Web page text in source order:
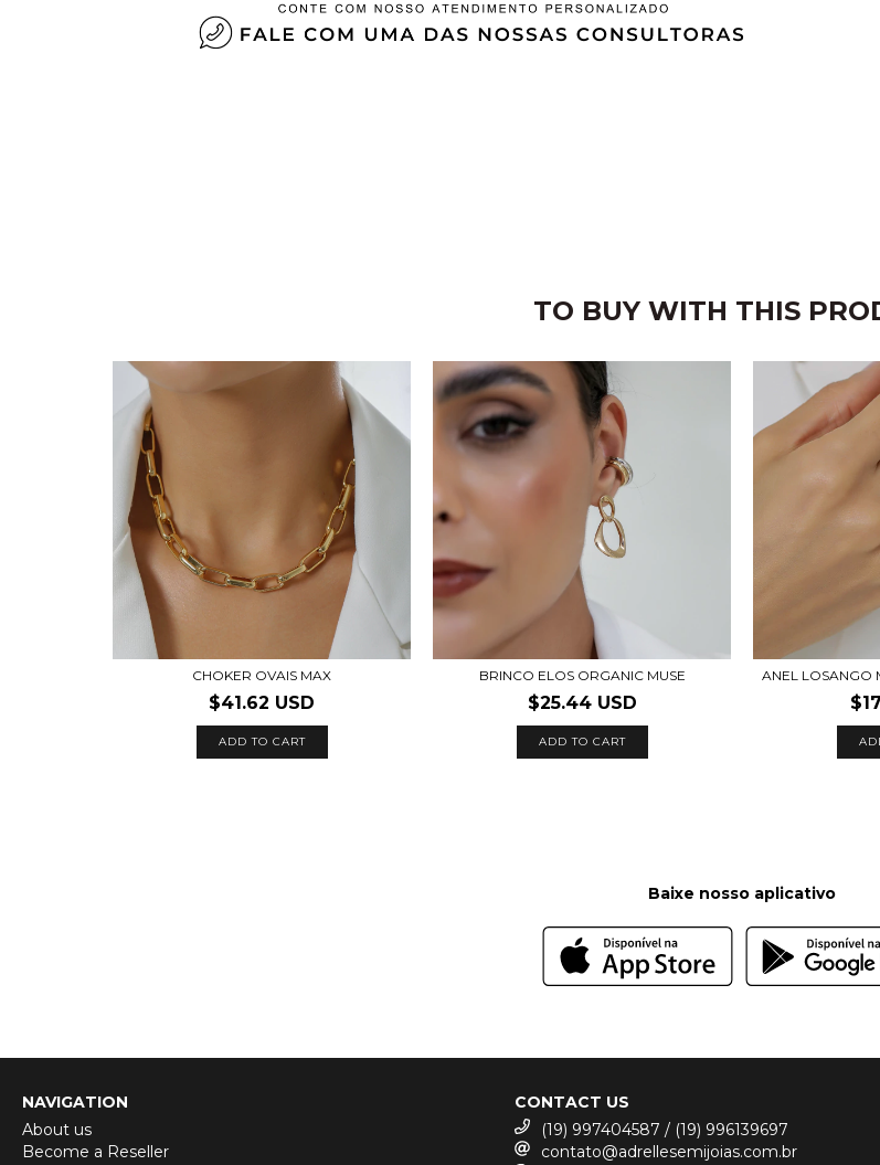
TO BUY WITH THIS
CHOKER OVAIS MAX
$41.62 USD
BRINCO ELOS ORGANIC MUSE
$25.44 USD
ADD TO CART
ANEL LOSANGO
Baixe nosso aplicativo
NAVIGATION
About us
Become a Reseller
CONTACT US
(19) 997404587 / (19) 996139697
contato@adrellesemijoias.com.br